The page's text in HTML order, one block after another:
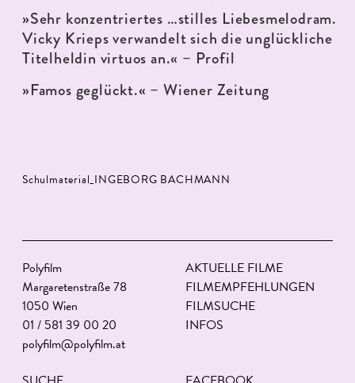
»Sehr konzentriertes …stilles Liebesmelodram.
Vicky Krieps verwandelt sich die unglückliche
Titelheldin virtuos an.« – Profil
»Famos geglückt.« – Wiener Zeitung
Schulmaterial_INGEBORG BACHMANN
Polyfilm
Margaretenstraße 78
1050 Wien
01 / 581 39 00 20
polyfilm@polyfilm.at
AKTUELLE FILME
FILMEMPFEHLUNGEN
FILMSUCHE
INFOS